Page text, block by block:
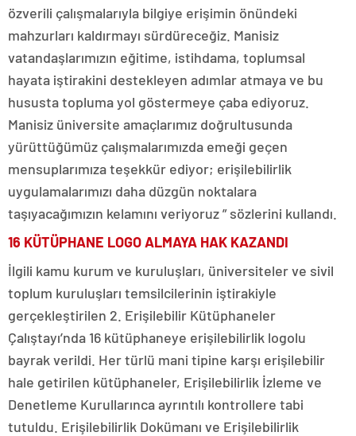
özverili çalışmalarıyla bilgiye erişimin önündeki
mahzurları kaldırmayı sürdüreceğiz. Manisiz
vatandaşlarımızın eğitime, istihdama, toplumsal
hayata iştirakini destekleyen adımlar atmaya ve bu
hususta topluma yol göstermeye çaba ediyoruz.
Manisiz üniversite amaçlarımız doğrultusunda
yürüttüğümüz çalışmalarımızda emeği geçen
mensuplarımıza teşekkür ediyor; erişilebilirlik
uygulamalarımızı daha düzgün noktalara
taşıyacağımızın kelamını veriyoruz ” sözlerini kullandı.
16 KÜTÜPHANE LOGO ALMAYA HAK KAZANDI
İlgili kamu kurum ve kuruluşları, üniversiteler ve sivil
toplum kuruluşları temsilcilerinin iştirakiyle
gerçekleştirilen 2. Erişilebilir Kütüphaneler
Çalıştayı’nda 16 kütüphaneye erişilebilirlik logolu
bayrak verildi. Her türlü mani tipine karşı erişilebilir
hale getirilen kütüphaneler, Erişilebilirlik İzleme ve
Denetleme Kurullarınca ayrıntılı kontrollere tabi
tutuldu. Erişilebilirlik Dokümanı ve Erişilebilirlik